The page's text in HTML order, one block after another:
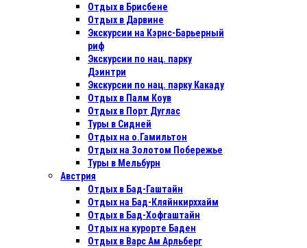
Отдых в Бриcбене
Отдых в Дарвине
Экскурсии на Кэрнс-Барьерный
риф
Экскурсии по нац. парку
Дэинтри
Экскурсии по нац. парку Какаду
Отдых в Палм Коув
Отдых в Порт Дуглас
Туры в Сидней
Отдых на о.Гамильтон
Отдых на Золотом Побережье
Туры в Мельбурн
Австрия
Отдых в Бад-Гаштайн
Отдых на Бад-Кляйнкирххайм
Отдых в Бад-Хофгаштайн
Отдых на курорте Баден
Отдых в Варс Ам Арльберг